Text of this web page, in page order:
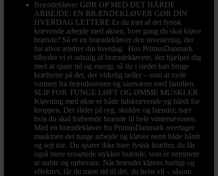
Brændekløver GØR OP MED DET HÅRDE
ARBEJDE: EN BRÆNDEKLØVER GØR DIN
HVERDAG LETTERE Er du træt af det fysisk
krævende arbejde med øksen, hver gang du skal kløve
brænde? Så er en brændekløver den investering, der
for alvor ændrer din hverdag. Hos PrimusDanmark
tilbyder vi et udvalg af brændekløvere, der hjælper dig
med at spare tid og energi, så du i stedet kan bruge
kræfterne på det, der virkelig tæller – som at nyde
varmen fra brændeovnen og samværet med familien.
SLIP FOR TUNGE LØFT OG ØMME MUSKLER
Kløvning med økse er både tidskrævende og hårdt for
kroppen. Det slider på ryg, skuldre og hænder, især
hvis du skal forberede brænde til hele vintersæsonen.
Med en brændekløver fra PrimusDanmark overtager
maskinen det tunge arbejde og kløver nemt både hårdt
og sejt træ. Du sparer ikke bare fysisk kræfter, du får
også mere ensartede stykker brænde, som er nemmere
at stable og opbevare. Når brændet kløves hurtigt og
effektivt, får du mere tid til det, du helst vil – såsom